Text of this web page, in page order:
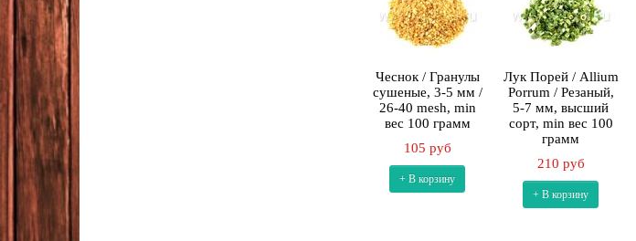
Чеснок / Гранулы
сушеные, 3-5 мм /
26-40 mesh, min
вес 100 грамм
105 руб
+ В корзину
Лук Порей / Allium
Porrum / Резаный,
5-7 мм, высший
сорт, min вес 100
грамм
210 руб
+ В корзину